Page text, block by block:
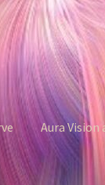
Aura Vision